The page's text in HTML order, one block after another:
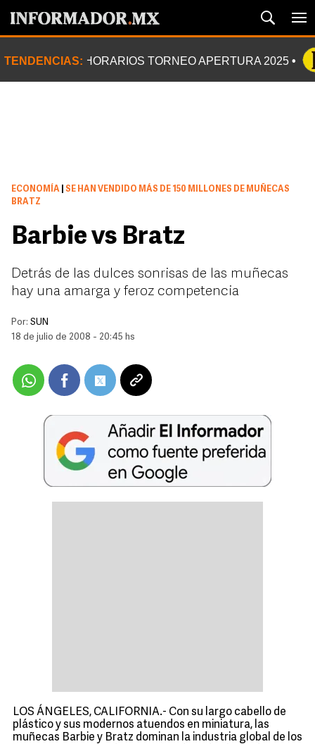
TENDENCIAS: HORARIOS TORNEO APERTURA 2025
ECONOMÍA
SE HAN VENDIDO MÁS DE 150 MILLONES DE MUÑECAS
BRATZ
Barbie vs Bratz
Detrás de las dulces sonrisas de las muñecas
hay una amarga y feroz competencia
Por: SUN
18 de julio de 2008 - 20:45 hs
LOS ÁNGELES, CALIFORNIA.- Con su largo cabello de
plástico y sus modernos atuendos en miniatura, las
muñecas Barbie y Bratz dominan la industria global de los